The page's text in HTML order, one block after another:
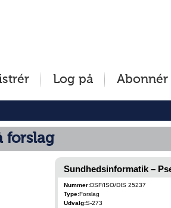
Log på Abonnér
forslag
Sundhedsinformatik –
Nummer:DSF/ISO/DIS 25237
Type:Forslag
Udvalg:S-273